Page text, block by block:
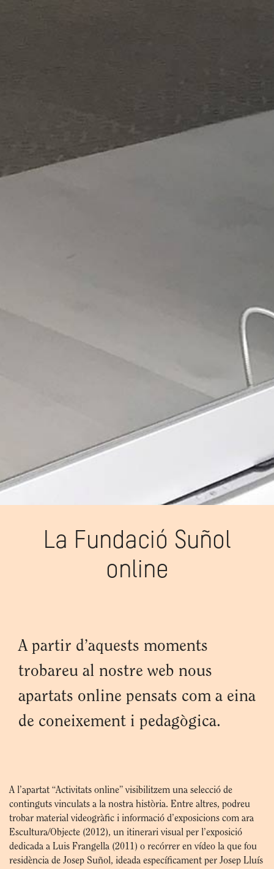
La Fundació Suñol
online
A partir d’aquests moments
trobareu al nostre web nous
apartats online pensats com a eina
de coneixement i pedagògica.
A l’apartat “Activitats online” visibilitzem una selecció de
continguts vinculats a la nostra història. Entre altres, podreu
trobar material videogràfic i informació d’exposicions com ara
Escultura/Objecte (2012), un itinerari visual per l’exposició
dedicada a Luis Frangella (2011) o recórrer en vídeo la que fou
residència de Josep Suñol, ideada específicament per Josep Lluís